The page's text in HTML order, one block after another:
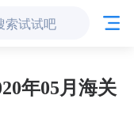
年05月海关